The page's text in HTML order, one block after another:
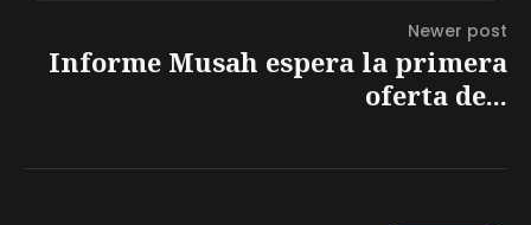
Newer post
Informe Musah espera la primera
oferta de...